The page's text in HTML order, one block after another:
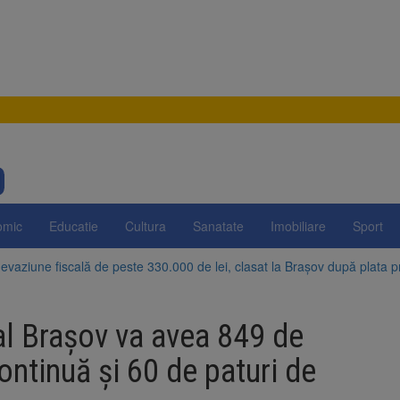
Educatie Cultura Sanatate Imobiliare Sport
fiscală de peste 330.000 de lei, clasat la Brașov după plata
de lângă Piața Star din Brașov au fost demolate
de pe Tâmpa intră în renovare. Contract de peste 1 milion
Brașov va avea 849 de
şi 60 de paturi de